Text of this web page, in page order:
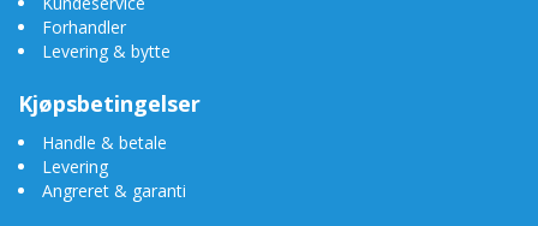
Forhandler
Levering & bytte
Kjøpsbetingelser
Handle & betale
Levering
Angreret & garanti